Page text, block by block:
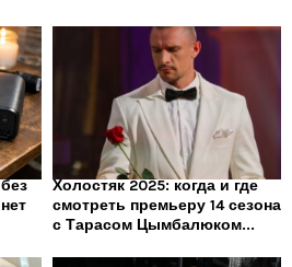
Холостяк 2025: когда и где
смотреть премьеру 14 сезона
с Тарасом Цымбалюком...